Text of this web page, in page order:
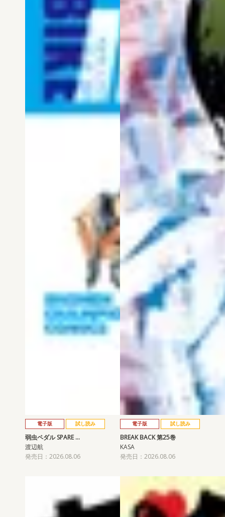
電子版 試し読み
弱虫ペダル SPARE …
渡辺航
発売日：2026.08.06
電子版 試し読み
BREAK BACK 第25巻
KASA
発売日：2026.08.06